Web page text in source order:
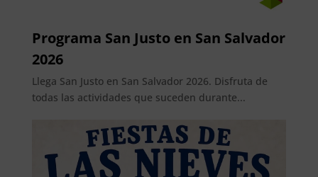
Programa San Justo en San Salvador
2026
Llega San Justo en San Salvador 2026. Disfruta de
todas las actividades que suceden durante...